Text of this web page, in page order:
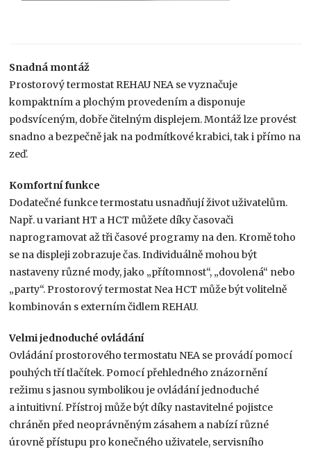
Snadná montáž
Prostorový termostat REHAU NEA se vyznačuje
kompaktním a plochým provedením a disponuje
podsvíceným, dobře čitelným displejem. Montáž lze provést
snadno a bezpečně jak na podmítkové krabici, tak i přímo na
zeď.
Komfortní funkce
Dodatečné funkce termostatu usnadňují život uživatelům.
Např. u variant HT a HCT můžete díky časovači
naprogramovat až tři časové programy na den. Kromě toho
se na displeji zobrazuje čas. Individuálně mohou být
nastaveny různé mody, jako „přítomnost“, „dovolená“ nebo
„party“. Prostorový termostat Nea HCT může být volitelně
kombinován s externím čidlem REHAU.
Velmi jednoduché ovládání
Ovládání prostorového termostatu NEA se provádí pomocí
pouhých tří tlačítek. Pomocí přehledného znázornění
režimu s jasnou symbolikou je ovládání jednoduché
a intuitivní. Přístroj může být díky nastavitelné pojistce
chráněn před neoprávněným zásahem a nabízí různé
úrovně přístupu pro konečného uživatele, servisního